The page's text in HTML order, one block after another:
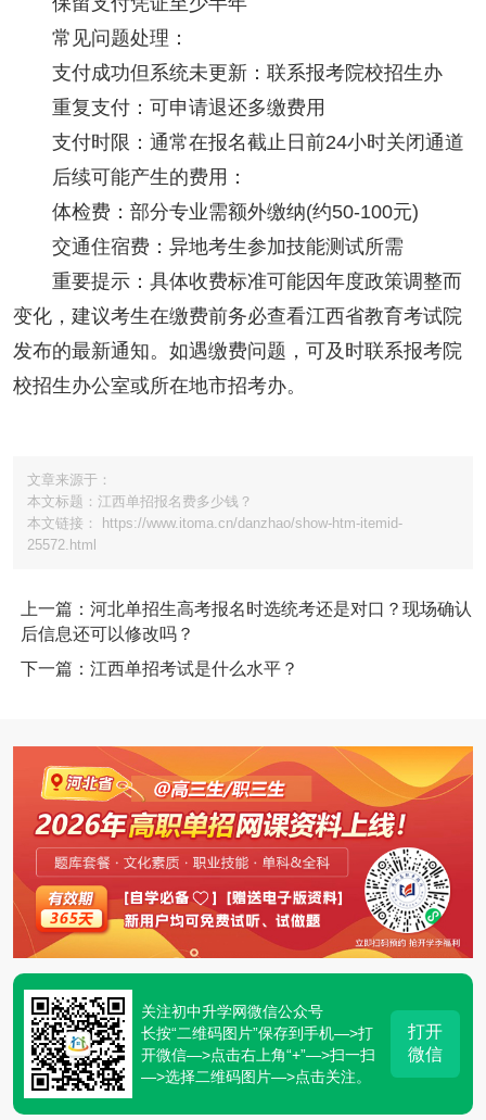
常见问题处理：
支付成功但系统未更新：联系报考院校招生办
重复支付：可申请退还多缴费用
支付时限：通常在报名截止日前24小时关闭通道
后续可能产生的费用：
体检费：部分专业需额外缴纳(约50-100元)
交通住宿费：异地考生参加技能测试所需
重要提示：具体收费标准可能因年度政策调整而
变化，建议考生在缴费前务必查看江西省教育考试院
发布的最新通知。如遇缴费问题，可及时联系报考院
校招生办公室或所在地市招考办。
文章来源于：
本文标题：江西单招报名费多少钱？
本文链接： https://www.itoma.cn/danzhao/show-htm-itemid-
25572.html
上一篇：河北单招生高考报名时选统考还是对口？现场确认
后信息还可以修改吗？
下一篇：江西单招考试是什么水平？
关注初中升学网微信公众号
长按“二维码图片”保存到手机—>打
开微信—>点击右上角“+”—>扫一扫
—>选择二维码图片—>点击关注。
打开
微信